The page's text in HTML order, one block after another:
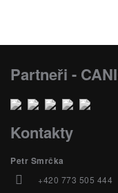
Partneři -
Kontakty
Petr Smrčka
+420 773 505 444